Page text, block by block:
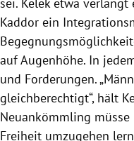
Kaddor ein
auf Augenhöhe. In
und Forderungen.
gleichberechtigt“, hält
Neuankömmling
Freiheit umzugehen